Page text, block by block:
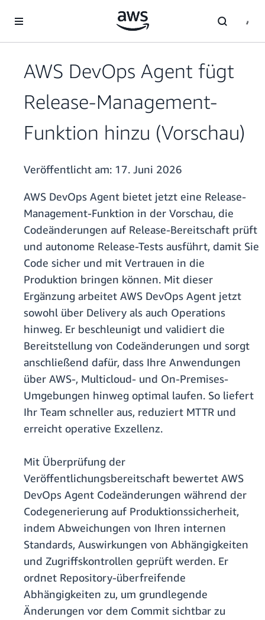
Überspringen zum Hauptinhalt
AWS DevOps Agent fügt
Release-Management-
Funktion hinzu (Vorschau)
Veröffentlicht am: 17. Juni 2026
AWS DevOps Agent bietet jetzt eine Release-
Management-Funktion in der Vorschau, die
Codeänderungen auf Release-Bereitschaft prüft
und autonome Release-Tests ausführt, damit Sie
Code sicher und mit Vertrauen in die
Produktion bringen können. Mit dieser
Ergänzung arbeitet AWS DevOps Agent jetzt
sowohl über Delivery als auch Operations
hinweg. Er beschleunigt und validiert die
Bereitstellung von Codeänderungen und sorgt
anschließend dafür, dass Ihre Anwendungen
über AWS-, Multicloud- und On-Premises-
Umgebungen hinweg optimal laufen. So liefert
Ihr Team schneller aus, reduziert MTTR und
erreicht operative Exzellenz.
Mit Überprüfung der
Veröffentlichungsbereitschaft bewertet AWS
DevOps Agent Codeänderungen während der
Codegenerierung auf Produktionssicherheit,
indem Abweichungen von Ihren internen
Standards, Auswirkungen von Abhängigkeiten
und Zugriffskontrollen geprüft werden. Er
ordnet Repository-überfreifende
Abhängigkeiten zu, um grundlegende
Änderungen vor dem Commit sichtbar zu